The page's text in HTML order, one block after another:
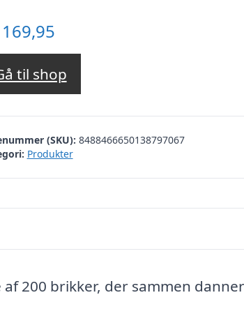
169,95
til shop
(SKU): 8488466650138797067
Produkter
200 brikker, der sammen